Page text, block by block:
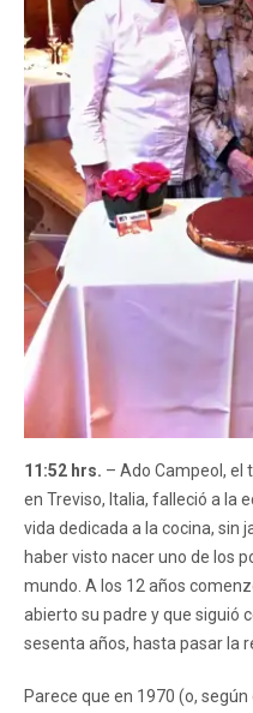
11:52 hrs. – Ado Campeol, el
en Treviso, Italia, falleció a la
vida dedicada a la cocina, sin
haber visto nacer uno de los
mundo. A los 12 años
abierto su padre y que siguió
sesenta años, hasta pasar la
Parece que en 1970 (o,